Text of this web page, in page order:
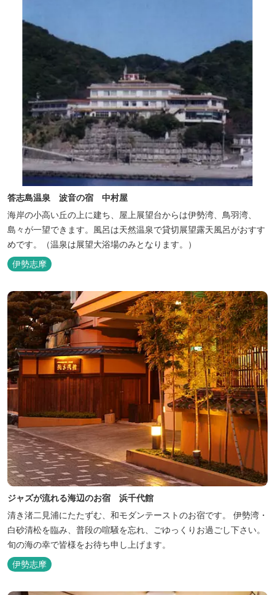
答志島温泉 波音の宿 中村屋
海岸の小高い丘の上に建ち、屋上展望台からは伊勢湾、鳥羽湾、
島々が一望できます。風呂は天然温泉で貸切展望露天風呂がおすす
めです。（温泉は展望大浴場のみとなります。）
伊勢志摩
ジャズが流れる海辺のお宿 浜千代館
清き渚二見浦にたたずむ、和モダンテーストのお宿です。 伊勢湾・
白砂清松を臨み、普段の喧騒を忘れ、ごゆっくりお過ごし下さい。
旬の海の幸で皆様をお待ち申し上げます。
伊勢志摩